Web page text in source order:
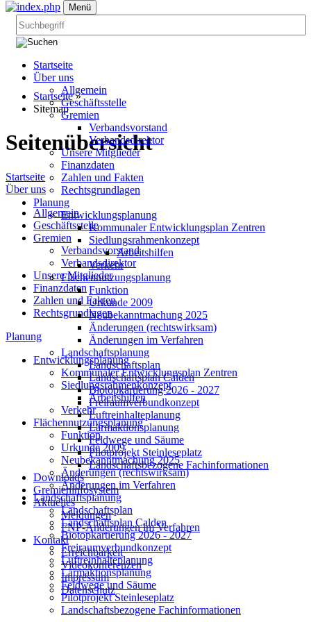
Menü
Startseite
Über uns
Allgemein
Geschäftsstelle
Gremien
Verbandsvorstand
Verbandsdirektor
Unsere Mitglieder
Finanzdaten
Zahlen und Fakten
Rechtsgrundlagen
Planung
Entwicklungsplanung
Kommunaler Entwicklungsplan Zentren
Siedlungsrahmenkonzept
Arbeitshilfen
Verkehr
Flächennutzungsplanung
Funktion
Urkunde 2009
Neubekanntmachung 2025
Änderungen (rechtswirksam)
Änderungen im Verfahren
Landschaftsplanung
Landschaftsplan
Landschaftsplan Calden
Biotopkartierung 2026 - 2027
Freiraumverbundkonzept
Luftreinhalteplanung
Lärmaktionsplanung
Feldwege und Säume
Pilotprojekt Steinleseplatz
Landschaftsbezogene Fachinformationen
Downloads
Gremieninfosystem
Aktuelles
Meldungen
FNP-Änderungen im Verfahren
Kontakt
Erreichbarkeit
Videokonferenzen
Impressum
Datenschutz
Startseite »
Sitemap
Seitenübersicht
Startseite
Über uns
Allgemein
Geschäftsstelle
Gremien
Verbandsvorstand
Verbandsdirektor
Unsere Mitglieder
Finanzdaten
Zahlen und Fakten
Rechtsgrundlagen
Planung
Entwicklungsplanung
Kommunaler Entwicklungsplan Zentren
Siedlungsrahmenkonzept
Arbeitshilfen
Verkehr
Flächennutzungsplanung
Funktion
Urkunde 2009
Neubekanntmachung 2025
Änderungen (rechtswirksam)
Änderungen im Verfahren
Landschaftsplanung
Landschaftsplan
Landschaftsplan Calden
Biotopkartierung 2026 - 2027
Freiraumverbundkonzept
Luftreinhalteplanung
Lärmaktionsplanung
Feldwege und Säume
Pilotprojekt Steinleseplatz
Landschaftsbezogene Fachinformationen